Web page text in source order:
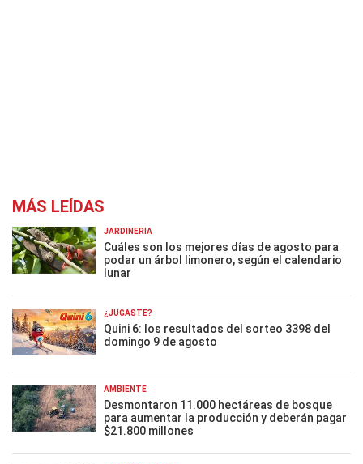
MÁS LEÍDAS
JARDINERÍA
Cuáles son los mejores días de agosto para
podar un árbol limonero, según el calendario
lunar
¿JUGASTE?
Quini 6: los resultados del sorteo 3398 del
domingo 9 de agosto
AMBIENTE
Desmontaron 11.000 hectáreas de bosque
para aumentar la producción y deberán pagar
$21.800 millones